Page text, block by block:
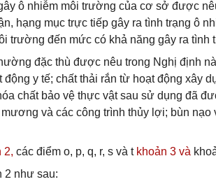
ô nhiễm môi trường của cơ sở được
hạng mục trực tiếp gây ra tình trạng ô
trường đến mức có khả năng gây ra tình
đặc thù được nêu trong Nghị định
y tế; chất thải rắn từ hoạt động xây
chất bảo vệ thực vật sau sử dụng đã
và các công trình thủy lợi; bùn nạo
2, các điểm o, p, q, r, s và t khoản 3 và
2 như sau: